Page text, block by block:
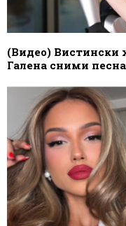
(Видео) Вистински
Галена сними